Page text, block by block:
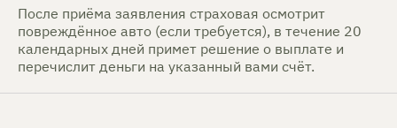
После приёма заявления страховая осмотрит
повреждённое авто (если требуется), в течение 20
календарных дней примет решение о выплате и
перечислит деньги на указанный вами счёт.